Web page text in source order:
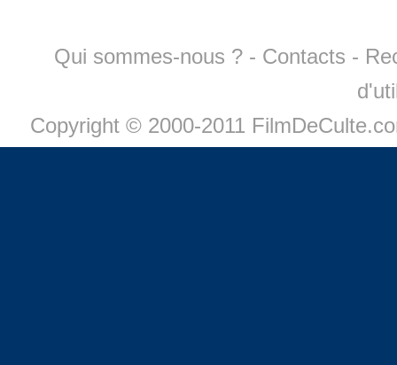
Qui sommes-nous ? - Contacts -
Copyright © 2000-2011